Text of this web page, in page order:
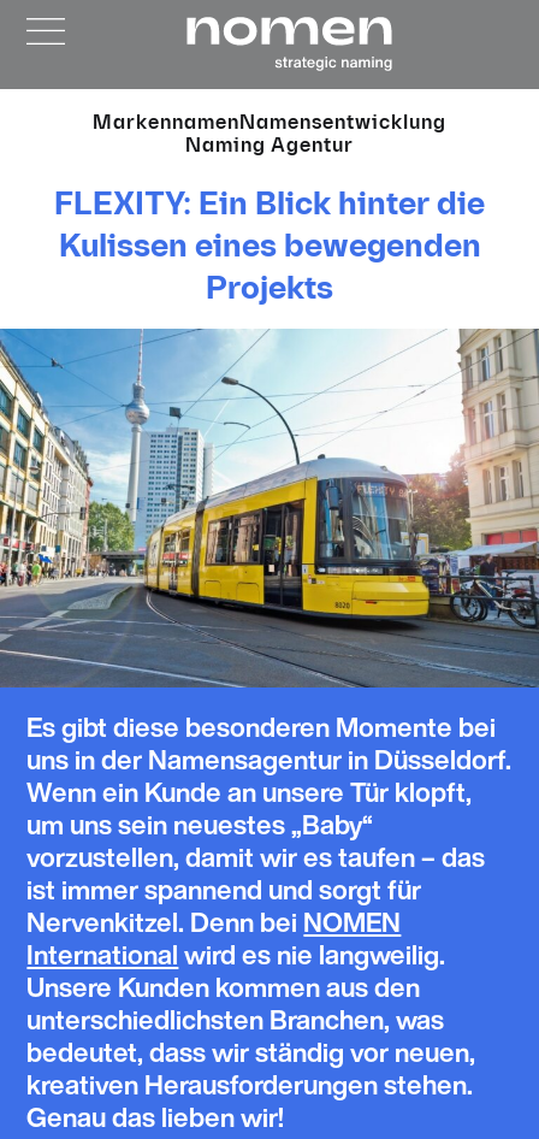
MarkennamenNamensentwicklung
Naming Agentur
FLEXITY: Ein Blick hinter die
Kulissen eines bewegenden
Projekts
Es gibt diese besonderen Momente bei
uns in der Namensagentur in Düsseldorf.
Wenn ein Kunde an unsere Tür klopft,
um uns sein neuestes „Baby“
vorzustellen, damit wir es taufen – das
ist immer spannend und sorgt für
Nervenkitzel. Denn bei NOMEN
Internationalwird es nie langweilig.
Unsere Kunden kommen aus den
unterschiedlichsten Branchen, was
bedeutet, dass wir ständig vor neuen,
kreativen Herausforderungen stehen.
Genau das lieben wir!